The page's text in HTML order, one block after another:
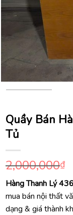
Quầy Bán
Tủ
2,000,000₫
Hàng Thanh Lý 436
mua bán nội thất
dạng & giá thành